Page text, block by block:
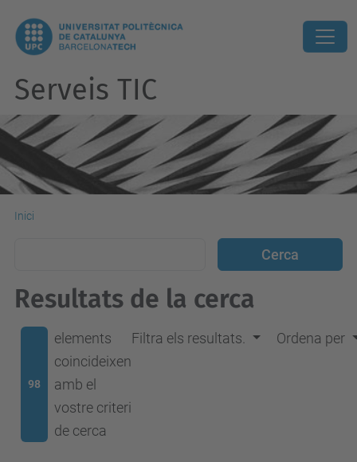
Serveis TIC
Inici
Resultats de la cerca
98
elements
coincideixen
amb el
vostre criteri
de cerca
Filtra els resultats. Ordena per